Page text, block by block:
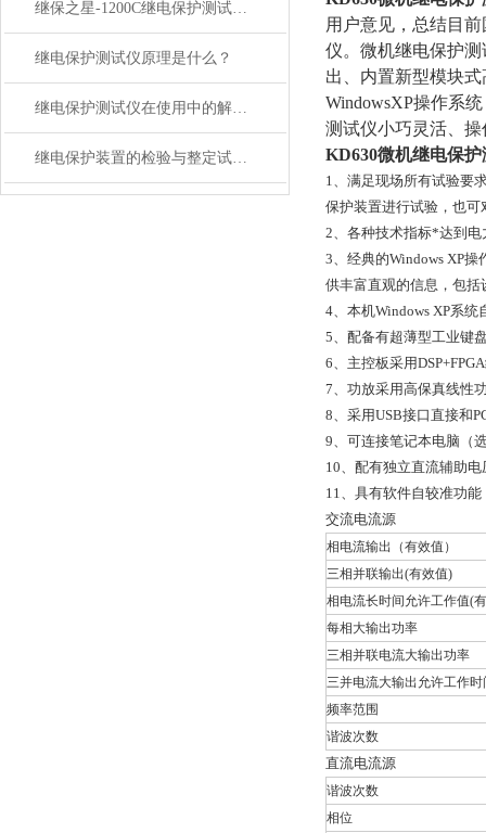
继保之星-1200C继电保护测试仪特点
继电保护测试仪原理是什么？
继电保护测试仪在使用中的解析在使用中的解析
继电保护装置的检验与整定试验操作规范
用户意见，总结目
仪。微机继电保护
出、内置新型模块
WindowsXP操作系
测试仪小巧灵活、
KD630微机继电保护
1、满足现场所有试验要
保护装置进行试验，也
2、各种技术指标*达到
3、经典的Windows XP
供丰富直观的信息，包
4、本机Windows XP系
5、配备有超薄型工业键
6、主控板采用
7、功放采用高保真线性
8、采用USB接口直接和
9、可连接笔记本电脑（
10、配有独立直流辅助
11、具有软件自较准功
交流电流源
相电流输出（有效值）
三相并联输出(有效值)
相电流长时间允许工作值(
每相大输出功率
三相并联电流大输出功率
三并电流大输出允许工作时
频率范围
谐波次数
直流电流源
谐波次数
相位